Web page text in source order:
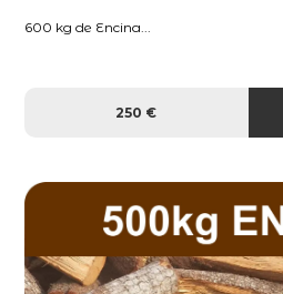
600 kg de Encina...
250 €